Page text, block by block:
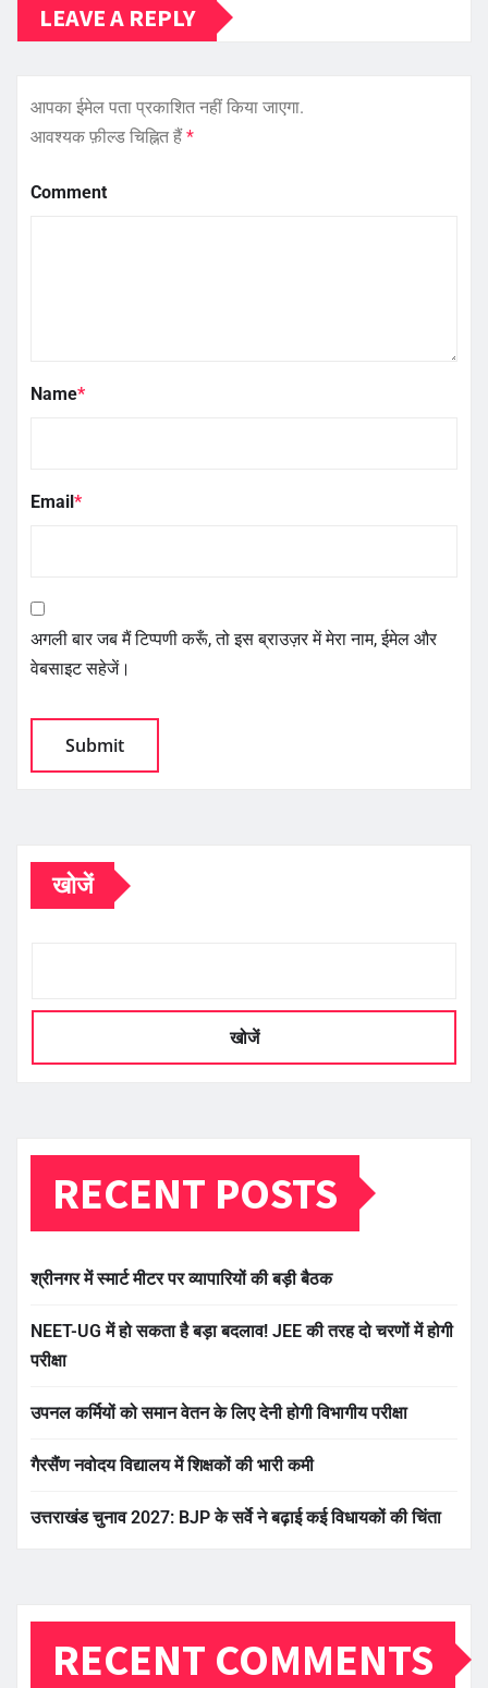
LEAVE A REPLY
आपका ईमेल पता प्रकाशित नहीं किया जाएगा.
आवश्यक फ़ील्ड चिह्नित हैं*
Comment
Name*
Email*
अगली बार जब मैं टिप्पणी करूँ, तो इस ब्राउज़र में मेरा नाम, ईमेल और
वेबसाइट सहेजें।
खोजें
खोजें
RECENT POSTS
श्रीनगर में स्मार्ट मीटर पर व्यापारियों की बड़ी बैठक
NEET-UG में हो सकता है बड़ा बदलाव! JEE की तरह दो चरणों में होगी
परीक्षा
उपनल कर्मियों को समान वेतन के लिए देनी होगी विभागीय परीक्षा
गैरसैंण नवोदय विद्यालय में शिक्षकों की भारी कमी
उत्तराखंड चुनाव 2027: BJP के सर्वे ने बढ़ाई कई विधायकों की चिंता
RECENT COMMENTS